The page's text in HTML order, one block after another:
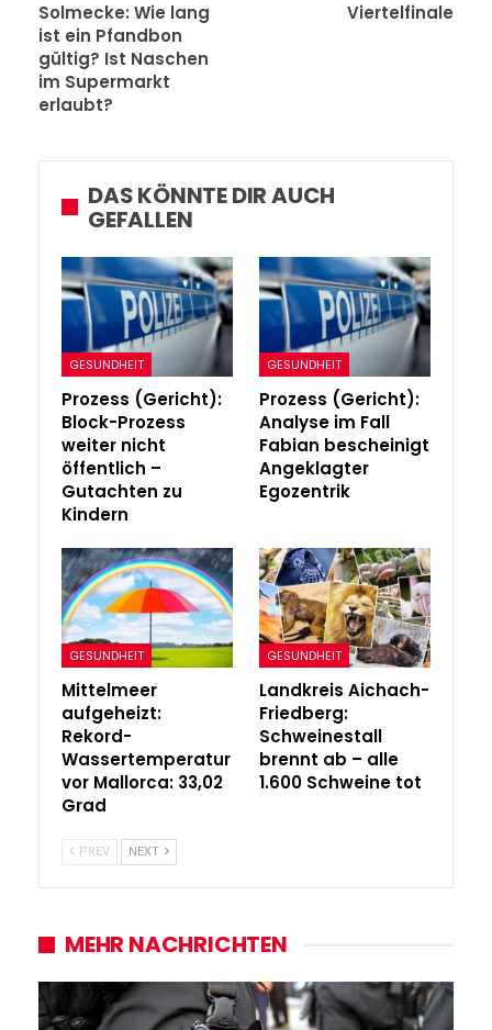
Solmecke: Wie lang
ist ein Pfandbon
gültig? Ist Naschen
im Supermarkt
erlaubt?
Viertelfinale
DAS KÖNNTE DIR AUCH
GEFALLEN
GESUNDHEIT
Prozess (Gericht):
Block-Prozess
weiter nicht
öffentlich –
Gutachten zu
Kindern
GESUNDHEIT
Prozess (Gericht):
Analyse im Fall
Fabian bescheinigt
Angeklagter
Egozentrik
GESUNDHEIT
Mittelmeer
aufgeheizt:
Rekord-
Wassertemperatur
vor Mallorca: 33,02
Grad
GESUNDHEIT
Landkreis Aichach-
Friedberg:
Schweinestall
brennt ab – alle
1.600 Schweine tot
PREV NEXT
MEHR NACHRICHTEN